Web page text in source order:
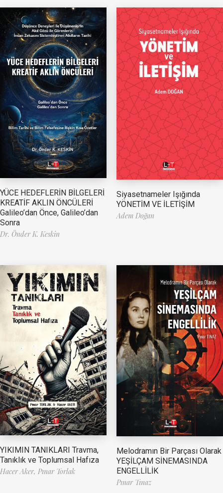
YÜCE HEDEFLERİN BİLGELERİ
KREATİF AKLIN ÖNCÜLERİ
Galileo’dan Önce, Galileo’dan
Sonra
Dr. Önder K. Keskin
Siyasetnameler Işığında
YÖNETİM VE İLETİŞİM
Adem Doğan
YIKIMIN TANIKLARI Travma,
Tanıklık ve Toplumsal Hafıza
Hacer Aker, Pınar Torlak
Melodramın Bir Parçası Olarak
YEŞİLÇAM SİNEMASINDA
ENGELLİLİK
Pınar Tınaz